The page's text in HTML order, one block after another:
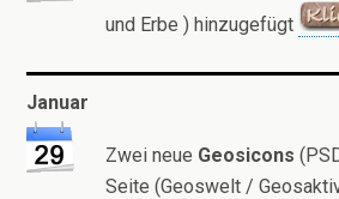
und Erbe ) hinzugefügt
Januar
Zwei neue Geosicons
Seite (Geoswelt /